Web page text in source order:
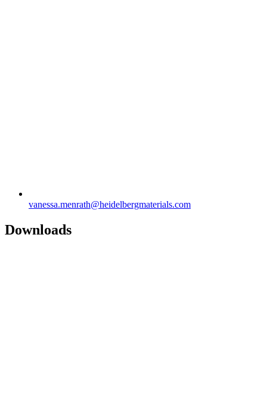
vanessa.menrath​@heidelbergmaterials.com
Downloads